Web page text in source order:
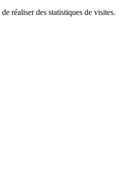
réaliser des statistiques de visites.